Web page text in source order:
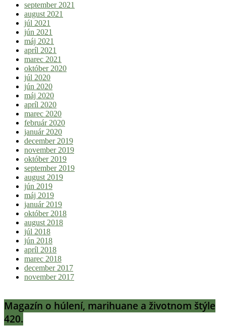
september 2021
august 2021
júl 2021
jún 2021
máj 2021
apríl 2021
marec 2021
október 2020
júl 2020
jún 2020
máj 2020
apríl 2020
marec 2020
február 2020
január 2020
december 2019
november 2019
október 2019
september 2019
august 2019
jún 2019
máj 2019
január 2019
október 2018
august 2018
júl 2018
jún 2018
apríl 2018
marec 2018
december 2017
november 2017
Magazín o húlení, marihuane a životnom štýle
420.